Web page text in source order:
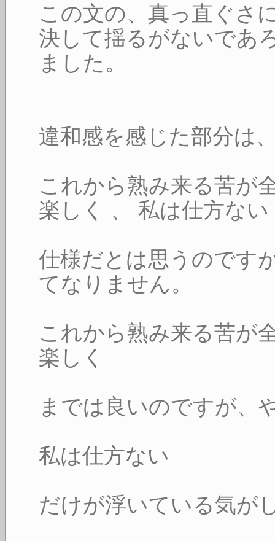
この文の、真っ直ぐさ
決して揺るがないであ
ました。
違和感を感じた部分は
これから熟み来る苦が
楽しく 、 私は仕方ない
仕様だとは思うのです
てなりません。
これから熟み来る苦が
楽しく
までは良いのですが、
私は仕方ない
だけが浮いている気が